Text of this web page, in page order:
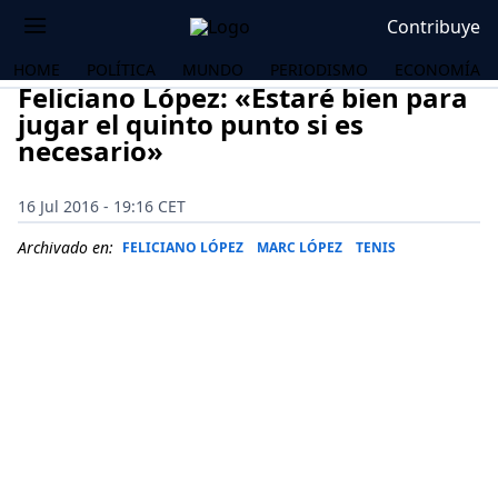
Contribuye
HOME POLÍTICA MUNDO PERIODISMO ECONOMÍA
Feliciano López: «Estaré bien para
jugar el quinto punto si es
necesario»
16 Jul 2016 - 19:16 CET
Archivado en: FELICIANO LÓPEZ MARC LÓPEZ TENIS